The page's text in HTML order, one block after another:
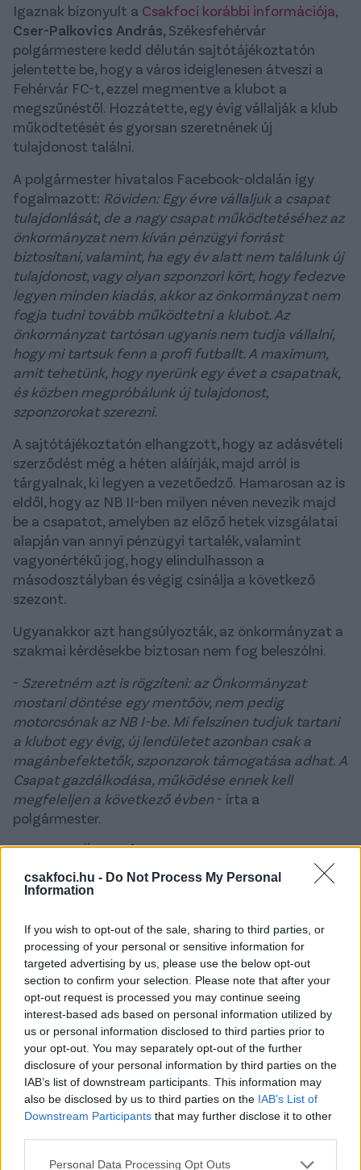
csakfoci.hu - Do Not Process My Personal
Information
If you wish to opt-out of the sale, sharing to third parties, or
processing of your personal or sensitive information for
targeted advertising by us, please use the below opt-out
section to confirm your selection. Please note that after your
opt-out request is processed you may continue seeing
interest-based ads based on personal information utilized by
us or personal information disclosed to third parties prior to
your opt-out. You may separately opt-out of the further
disclosure of your personal information by third parties on the
IAB’s list of downstream participants. This information may
also be disclosed by us to third parties on the IAB’s List of
Downstream Participants that may further disclose it to other
Please note that this website/app uses one or more Google
Personal Data Processing Opt Outs
Igaznak bizonyult a Csakfoci korábbi információja,
Cser-Palkovics András, Székesfehérvár
polgármestere kedd délután sajtótájékoztatón
jelentette be, hogy a város ideiglenesen átveszi a
Fehérvár FC-t, ezzel megmentve a klubot a
megszűnéstől. Hozzátette, egy évig vállalják a klub
működtetését és gyorsan szeretnének új
tulajdonost találni.
A polgármester hivatalos Facebook-oldalán így
fogalmazott: Röviden: Egy évre vállaljuk a csapat
tulajdonlását, de a nagy csapat működtetéséhez az
önkormányzat nem kíván pénzügyi forrást
biztosítani, valamint, ha egy év alatt nem találunk új
tulajdonost, vagy olyan szponzori kört, hogy fedezve
legyen minden kiadás, akkor az önkormányzat nem
fogja tudni tovább működtetni a klubot. Az
önkormányzat tartósan ugyanis nem tudja vállalni,
hogy mi tartsuk fenn a profi futballt. A maximum,
amit tehetünk, hogy nyerünk egy évet a csapatnak,
és közben megpróbálunk új tulajdonost,
szponzorokat szerezni.
A sajtótájékoztatón elhangzott, hogy az adásvételi
szerződést még a héten aláírják, majd arról is
tárgyalnak, ki legyen a vezetőedző. Hamarosan az is
eldől, hogy az NB II-ben milyen néven nevezik majd
be a csapatot, amelyben az előző hetek vizsgálatai
alapján van annyi pénzügyi tartalék, valamint
vagyonértékű jog, hogy elindulhasson a
másodosztályban és végig csinálja a következő
szezont.
Ugyanakkor azt hangsúlyozták, az önkormányzat a
szakmai kérdésekbe biztosan nem fog beleszólni.
- Szeretném azt is rögzíteni: az Önkormányzat
mostani döntése egy mentőöv, nem pedig
motorcsónak az NB I-be. Mi felszínen tudjuk tartani
a klubot egy évig, új lendületet azonban csak a
magánbefektetők, szponzorok támogatása adhat. A
Csapat gazdálkodása, működése ennek kell
megfeleljen a következő évben - írta a
polgármester.
A TELJES KÖZLEMÉNY
Mint ismert, a Fehérvár kiesése után az addigi
tulajdonos,Garancsi István1 forintért felajánlotta
a klubot a város önkormányzatának, ezek után
kezdődtek a tárgyalássorozatok, Cser-Palkovics